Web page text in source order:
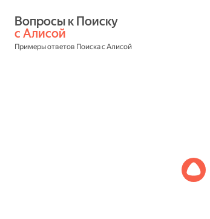
с Алисой
Примеры ответов Поиска с Алисой